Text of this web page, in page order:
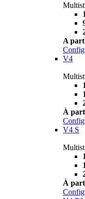
A
V4
À
V4 S
À